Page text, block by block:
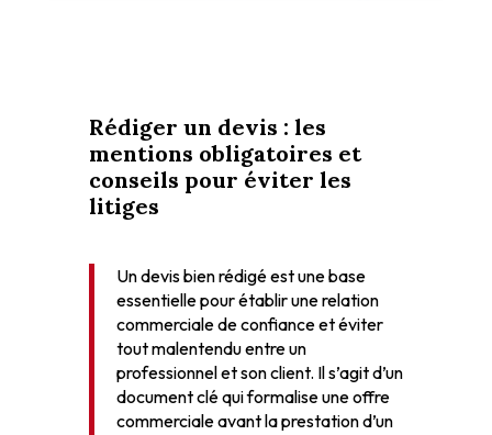
Rédiger un devis : les
mentions obligatoires et
conseils pour éviter les
litiges
Un devis bien rédigé est une base
essentielle pour établir une relation
commerciale de confiance et éviter
tout malentendu entre un
professionnel et son client. Il s’agit d’un
document clé qui formalise une offre
commerciale avant la prestation d’un